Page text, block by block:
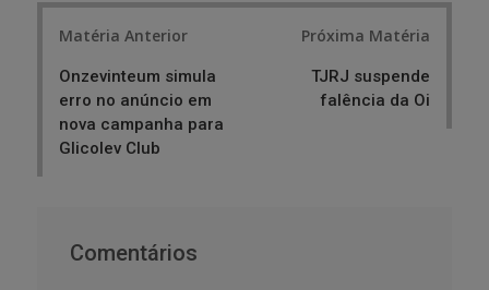
Matéria Anterior
Onzevinteum simula
erro no anúncio em
nova campanha para
Glicolev Club
Próxima Matéria
TJRJ suspende
falência da Oi
Comentários